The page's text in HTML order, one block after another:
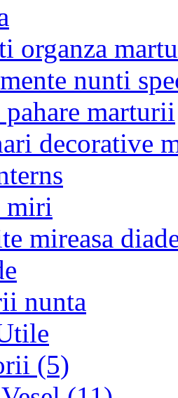
organza
nunti
marturii
decorative
miri
mireasa
nunta
(5)